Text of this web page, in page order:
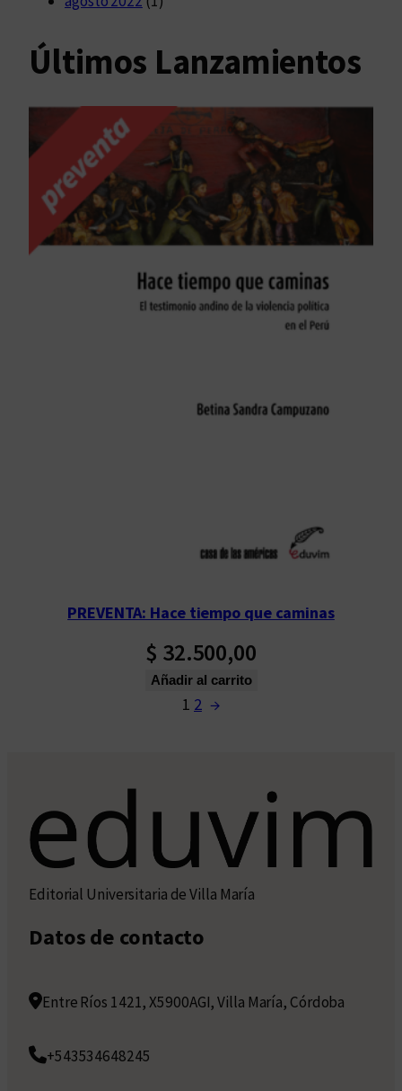
Últimos Lanzamientos
PREVENTA: Hace tiempo que caminas
$ 32.500,00
Añadir al carrito
1 2 →
Editorial Universitaria de Villa María
Datos de contacto
Entre Ríos 1421, X5900AGI, Villa María, Córdoba
+543534648245